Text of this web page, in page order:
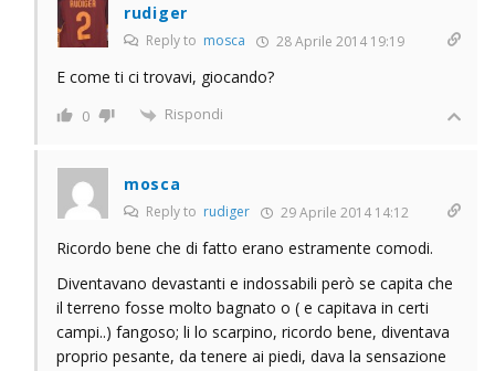
rudiger
Reply to mosca 28 Aprile 2014 19:19
E come ti ci trovavi, giocando?
0 Rispondi
mosca
Reply to rudiger 29 Aprile 2014 14:12
Ricordo bene che di fatto erano estramente comodi.
Diventavano devastanti e indossabili però se capita che
il terreno fosse molto bagnato o ( e capitava in certi
campi..) fangoso; li lo scarpino, ricordo bene, diventava
proprio pesante, da tenere ai piedi, dava la sensazione